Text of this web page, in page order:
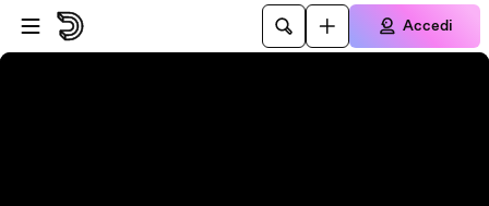
Vai al lettore
Passa al contenuto principale
Accedi